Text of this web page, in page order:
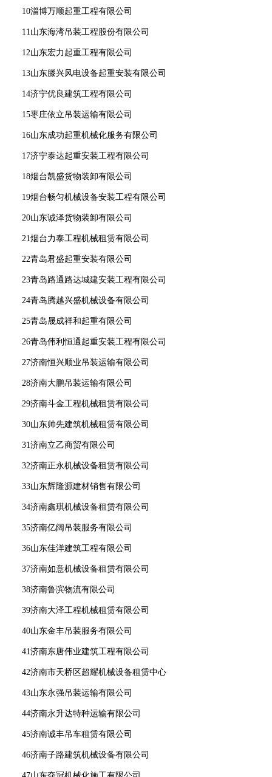
10淄博万顺起重工程有限公司
11山东海湾吊装工程股份有限公司
12山东宏力起重工程有限公司
13山东滕兴风电设备起重安装有限公司
14济宁优良建筑工程有限公司
15枣庄依立吊装运输有限公司
16山东成功起重机械化服务有限公司
17济宁泰达起重安装工程有限公司
18烟台凯盛货物装卸有限公司
19烟台畅匀机械设备安装工程有限公司
20山东诚泽货物装卸有限公司
21烟台力泰工程机械租赁有限公司
22青岛君盛起重安装有限公司
23青岛路通路达城建安装工程有限公司
24青岛腾越兴盛机械设备有限公司
25青岛晟成祥和起重有限公司
26青岛伟利恒通起重安装工程有限公司
27济南恒兴顺业吊装运输有限公司
28济南大鹏吊装运输有限公司
29济南斗金工程机械租赁有限公司
30山东帅先建筑机械租赁有限公司
31济南立乙商贸有限公司
32济南正永机械设备租赁有限公司
33山东辉隆源建材销售有限公司
34济南鑫琪机械设备租赁有限公司
35济南亿阔吊装服务有限公司
36山东佳洋建筑工程有限公司
37济南如意机械设备租赁有限公司
38济南鲁滨物流有限公司
39济南大泽工程机械租赁有限公司
40山东金丰吊装服务有限公司
41济南东唐伟业建筑工程有限公司
42济南市天桥区超耀机械设备租赁中心
43山东永强吊装运输有限公司
44济南永升达特种运输有限公司
45济南诚丰吊车租赁有限公司
46济南子路建筑机械设备有限公司